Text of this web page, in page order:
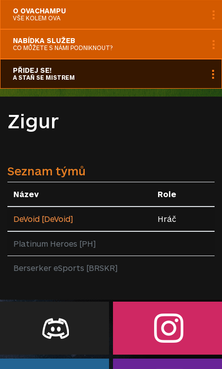
O OVACHAMPU
VŠE KOLEM OVA
NABÍDKA SLUŽEB
CO MŮŽETE S NÁMI PODNIKNOUT?
PŘIDEJ SE!
A STAŇ SE MISTREM
Zigur
Seznam týmů
Název Role
DeVoid [DeVoid] Hráč
Platinum Heroes [PH]
Berserker eSports [BRSKR]